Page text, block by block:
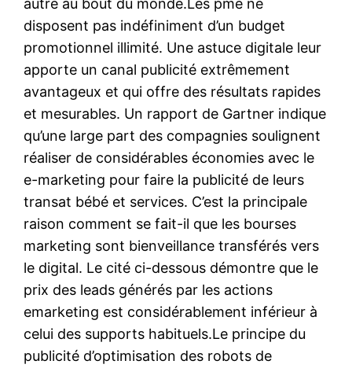
autre au bout du monde.Les pme ne
disposent pas indéfiniment d’un budget
promotionnel illimité. Une astuce digitale leur
apporte un canal publicité extrêmement
avantageux et qui offre des résultats rapides
et mesurables. Un rapport de Gartner indique
qu’une large part des compagnies soulignent
réaliser de considérables économies avec le
e-marketing pour faire la publicité de leurs
transat bébé et services. C’est la principale
raison comment se fait-il que les bourses
marketing sont bienveillance transférés vers
le digital. Le cité ci-dessous démontre que le
prix des leads générés par les actions
emarketing est considérablement inférieur à
celui des supports habituels.Le principe du
publicité d’optimisation des robots de